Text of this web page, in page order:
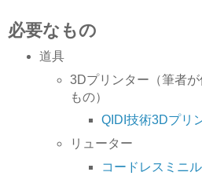
必要なもの
道具
3Dプリンター（筆者
もの）
QIDI技術3Dプリ
リューター
コードレスミニ